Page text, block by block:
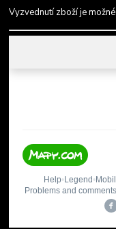
Vyzvednutí zboží je